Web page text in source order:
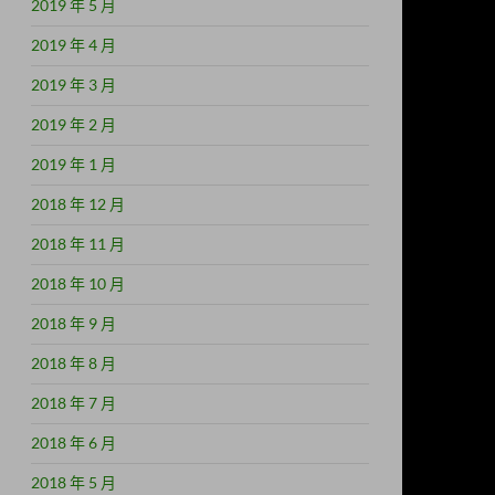
2019 年 5 月
2019 年 4 月
2019 年 3 月
2019 年 2 月
2019 年 1 月
2018 年 12 月
2018 年 11 月
2018 年 10 月
2018 年 9 月
2018 年 8 月
2018 年 7 月
2018 年 6 月
2018 年 5 月